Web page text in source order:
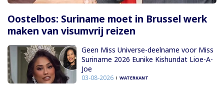
Oostelbos: Suriname moet in Brussel werk
maken van visumvrij reizen
Geen Miss Universe-deelname voor Miss
Suriname 2026 Eunike Kishundat Lioe-A-
Joe
03-08-2026 WATERKANT